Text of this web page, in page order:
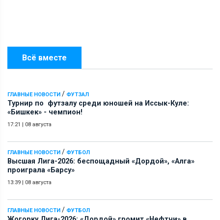
Всё вместе
ГЛАВНЫЕ НОВОСТИ / ФУТЗАЛ
Турнир по футзалу среди юношей на Иссык-Куле:
«Бишкек» - чемпион!
17:21 | 08 августа
ГЛАВНЫЕ НОВОСТИ / ФУТБОЛ
Высшая Лига-2026: беспощадный «Дордой», «Алга»
проиграла «Барсу»
13:39 | 08 августа
ГЛАВНЫЕ НОВОСТИ / ФУТБОЛ